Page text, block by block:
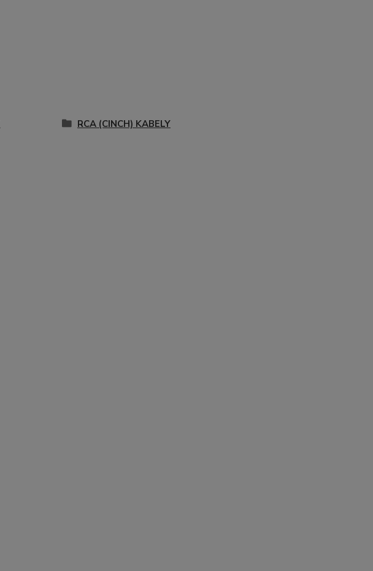
RCA (CINCH) KABELY